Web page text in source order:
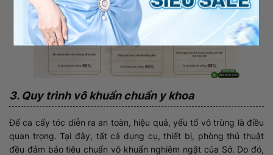
3. Quy trình vô khuẩn chuẩn y khoa
Để ca cấy tóc diễn ra an toàn, hiệu quả, yếu tố vô trùng là điều
quan trọng. Tại đây, tất cả dụng cụ, thiết bị, phòng thủ thuật
đều đảm bảo tiêu chuẩn vô khuẩn nghiêm ngặt của Sở. Do đó,